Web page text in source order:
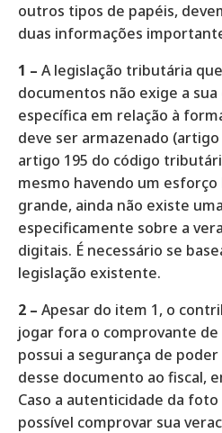
outros tipos de papéis,
duas informações
1 – A legislação tributária
documentos não exige a
específica em relação à
deve ser armazenado (artigo
artigo 195 do código
mesmo havendo um
grande, ainda não existe
especificamente sobre a
digitais. É necessário se
legislação existente.
2 – Apesar do item 1, o
jogar fora o comprovante de
possui a segurança de
desse documento ao fiscal,
Caso a autenticidade da
possível comprovar sua